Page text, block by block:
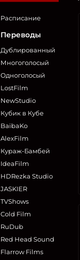
Расписание
Переводы
Дублированный
Многоголосый
Одноголосый
LostFilm
NewStudio
Кубик в Кубе
BaibaKo
AlexFilm
Кураж-Бамбей
IdeaFilm
HDRezka Studio
JASKIER
TVShows
Cold Film
RuDub
Red Head Sound
Flarrow Films